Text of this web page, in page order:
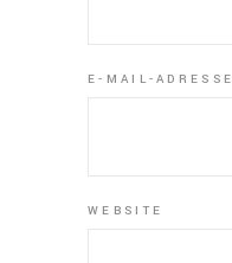
E-MAIL-
WEBSITE